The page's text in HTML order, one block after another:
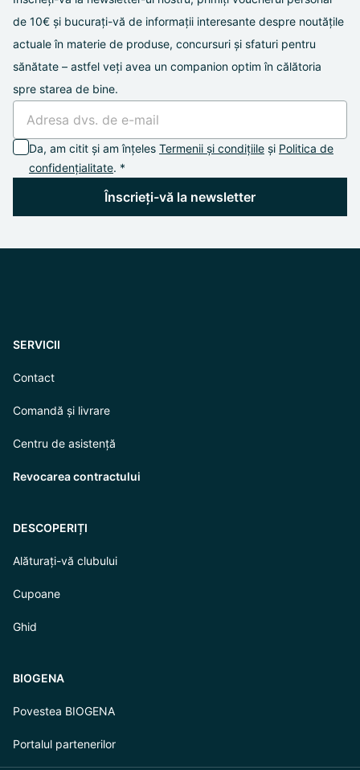
de 10€ și bucurați-vă de informații interesante despre noutățile
actuale în materie de produse, concursuri și sfaturi pentru
sănătate – astfel veți avea un companion optim în călătoria
spre starea de bine.
Da, am citit și am înțeles Termenii și condițiile și Politica de
confidențialitate. *
Înscrieți-vă la newsletter
SERVICII
Contact
Comandă și livrare
Centru de asistență
Revocarea contractului
DESCOPERIȚI
Alăturați-vă clubului
Cupoane
Ghid
BIOGENA
Povestea BIOGENA
Portalul partenerilor